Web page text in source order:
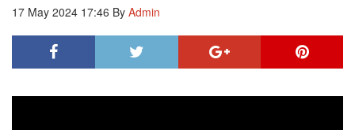
17 May 2024 17:46 By Admin